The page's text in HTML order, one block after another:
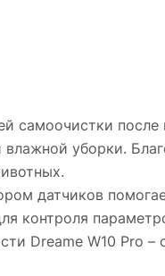
самоочистки
уборки.
датчиков
контроля
Dreame W10 Pro